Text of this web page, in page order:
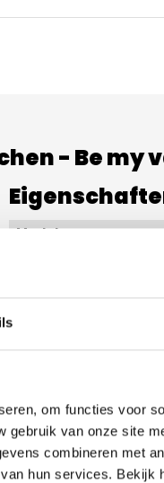
om functies voor
gebruik van onze site
combineren met
hun services. Bekijk
- Be my
Model
Material
Dimensionierung
Breite + Tiefe x Höhe